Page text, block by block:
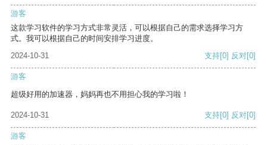
游客
这款学习软件的学习方式非常灵活，可以根据自己的需求选择学习方
式。我可以根据自己的时间安排学习进度。
2024-10-31
支持[0] 反对[0]
游客
超级好用的加速器，妈妈再也不用担心我的学习啦！
2024-10-31 支持[0] 反对[0]
游客